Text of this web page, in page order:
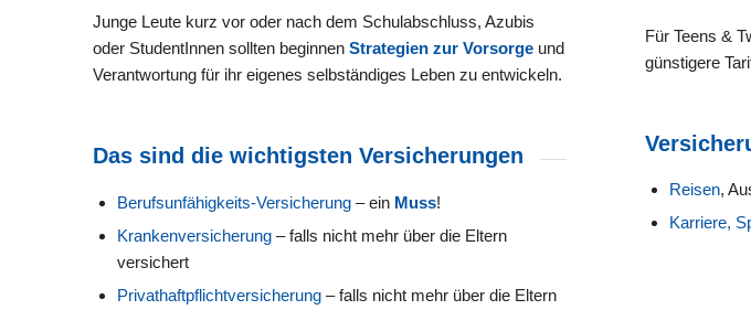
Junge Leute kurz vor oder nach dem Schulabschluss, Azubis
oder StudentInnen sollten beginnen Strategien zur Vorsorgeund
Verantwortung für ihr eigenes selbständiges Leben zu entwickeln.
Das sind die wichtigsten Versicherungen
Berufsunfähigkeits-Versicherung– ein Muss!
Krankenversicherung– falls nicht mehr über die Eltern
versichert
Privathaftpflichtversicherung– falls nicht mehr über die Eltern
Für Teens &
günstigere
Reisen,
Karriere,